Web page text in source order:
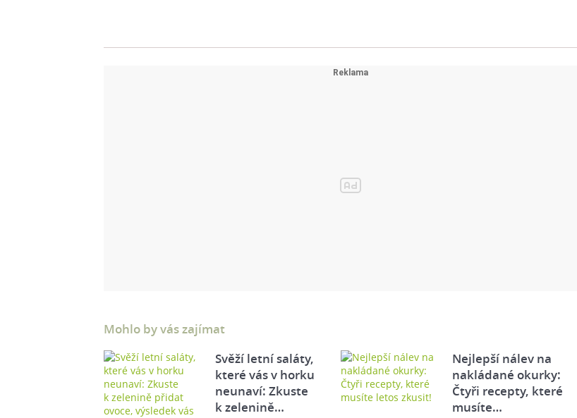
Mohlo by vás zajímat
Svěží letní saláty,
které vás v horku
neunaví: Zkuste
k zelenině…
Nejlepší nálev na
nakládané okurky:
Čtyři recepty, které
musíte…